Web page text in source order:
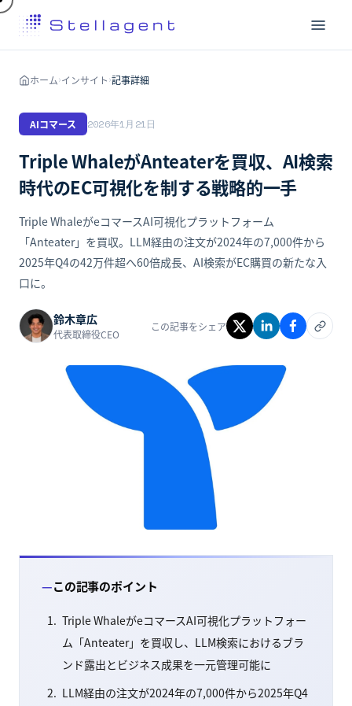
ホーム›インサイト ›記事詳細
AIコマース 2026年1月21日
Triple WhaleがAnteaterを買収、AI検索
時代のEC可視化を制する戦略的一手
Triple WhaleがeコマースAI可視化プラットフォーム
「Anteater」を買収。LLM経由の注文が2024年の7,000件から
2025年Q4の42万件超へ60倍成長、AI検索がEC購買の新たな入
口に。
鈴木章広
代表取締役CEO
この記事をシェア
この記事のポイント
Triple WhaleがeコマースAI可視化プラットフォー
ム「Anteater」を買収し、LLM検索におけるブラ
ンド露出とビジネス成果を一元管理可能に
LLM経由の注文が2024年の7,000件から2025年Q4